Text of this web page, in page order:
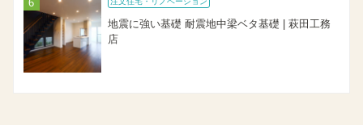
地震に強い基礎 耐震地中梁ベタ基礎 | 萩田工務
店